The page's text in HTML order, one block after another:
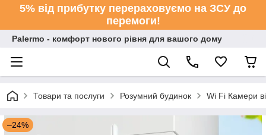
5% від прибутку перераховуємо на ЗСУ до
перемоги!
Palermo - комфорт нового рівня для вашого дому
Товари та послуги Розумний будинок Wi Fi Камери
–24%